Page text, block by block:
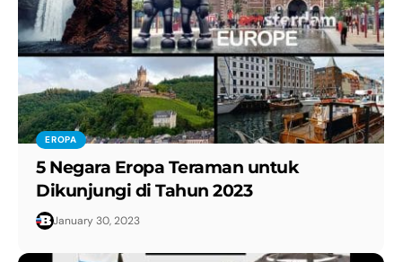
EROPA
5 Negara Eropa Teraman untuk
Dikunjungi di Tahun 2023
January 30, 2023